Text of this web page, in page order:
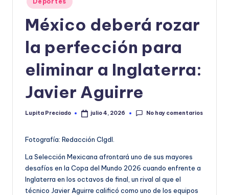
m
en
México deberá rozar
la perfección para
eliminar a Inglaterra:
Javier Aguirre
Publicado
Lupita Preciado julio 4, 2026 No hay comentarios
Fotografía: Redacción CIgdl.
La Selección Mexicana afrontará uno de sus mayores
desafíos en la Copa del Mundo 2026 cuando enfrente a
Inglaterra en los octavos de final, un rival al que el
técnico Javier Aguirre calificó como uno de los equipos